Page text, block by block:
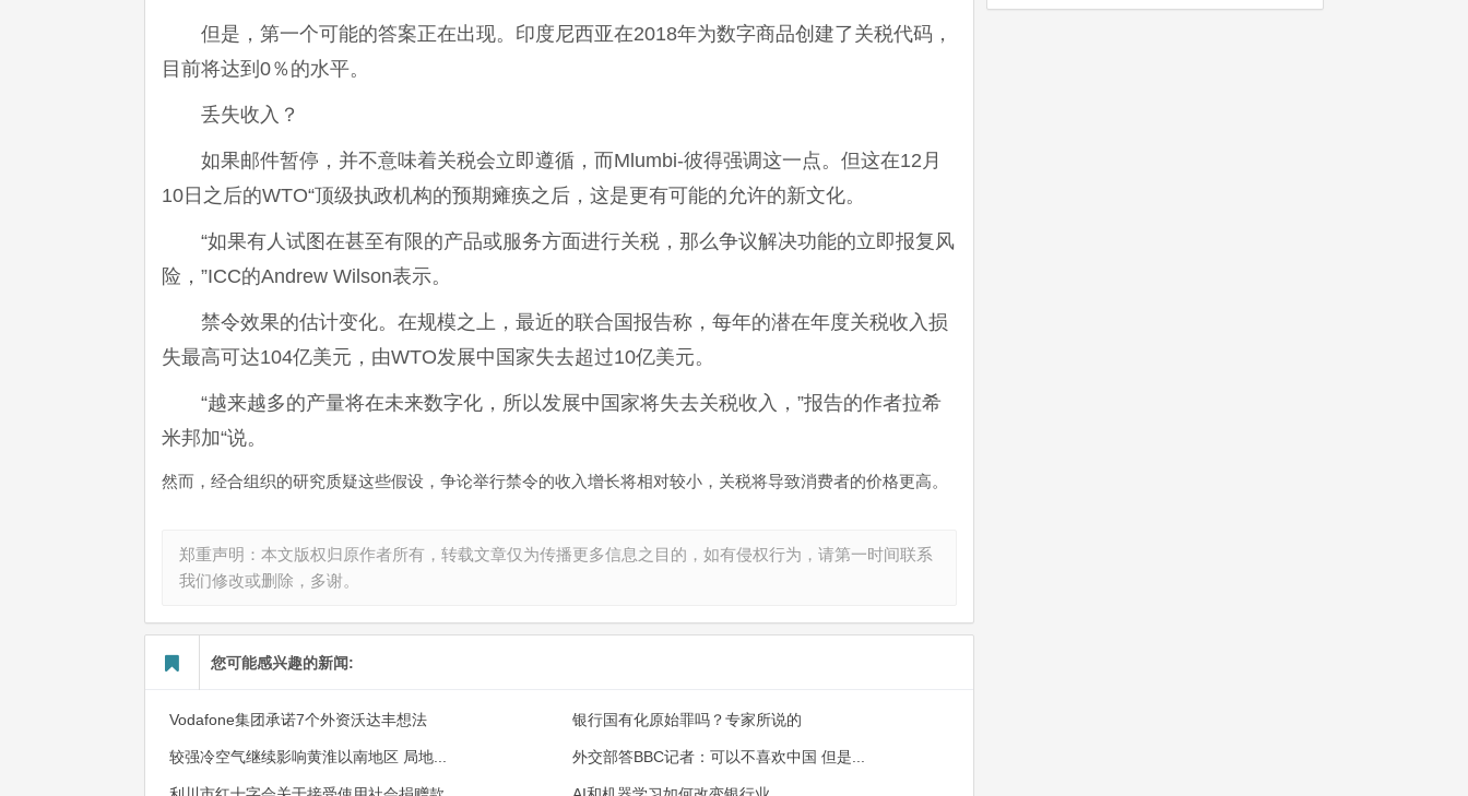
但是，第一个可能的答案正在出现。印度尼西亚在2018年为数字商品创建了关税代码，
目前将达到0％的水平。
丢失收入？
如果邮件暂停，并不意味着关税会立即遵循，而Mlumbi-彼得强调这一点。但这在12月
10日之后的WTO“顶级执政机构的预期瘫痪之后，这是更有可能的允许的新文化。
“如果有人试图在甚至有限的产品或服务方面进行关税，那么争议解决功能的立即报复风
险，”ICC的Andrew Wilson表示。
禁令效果的估计变化。在规模之上，最近的联合国报告称，每年的潜在年度关税收入损
失最高可达104亿美元，由WTO发展中国家失去超过10亿美元。
“越来越多的产量将在未来数字化，所以发展中国家将失去关税收入，”报告的作者拉希
米邦加“说。
然而，经合组织的研究质疑这些假设，争论举行禁令的收入增长将相对较小，关税将导致消费者的价格更高。
郑重声明：本文版权归原作者所有，转载文章仅为传播更多信息之目的，如有侵权行为，请第一时间联系
我们修改或删除，多谢。
您可能感兴趣的新闻:
Vodafone集团承诺7个外资沃达丰想法 银行国有化原始罪吗？专家所说的
较强冷空气继续影响黄淮以南地区 局地... 外交部答BBC记者：可以不喜欢中国 但是...